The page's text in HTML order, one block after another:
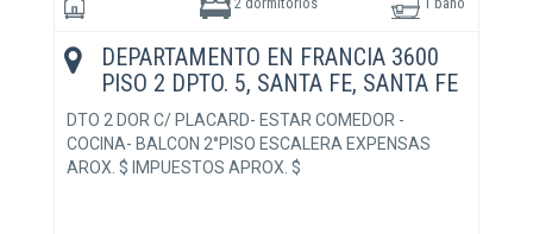
DEPARTAMENTO EN FRANCIA 3600
PISO 2 DPTO. 5, SANTA FE, SANTA FE
DTO 2 DOR C/ PLACARD- ESTAR COMEDOR -
COCINA- BALCON 2°PISO ESCALERA EXPENSAS
AROX. $ IMPUESTOS APROX. $